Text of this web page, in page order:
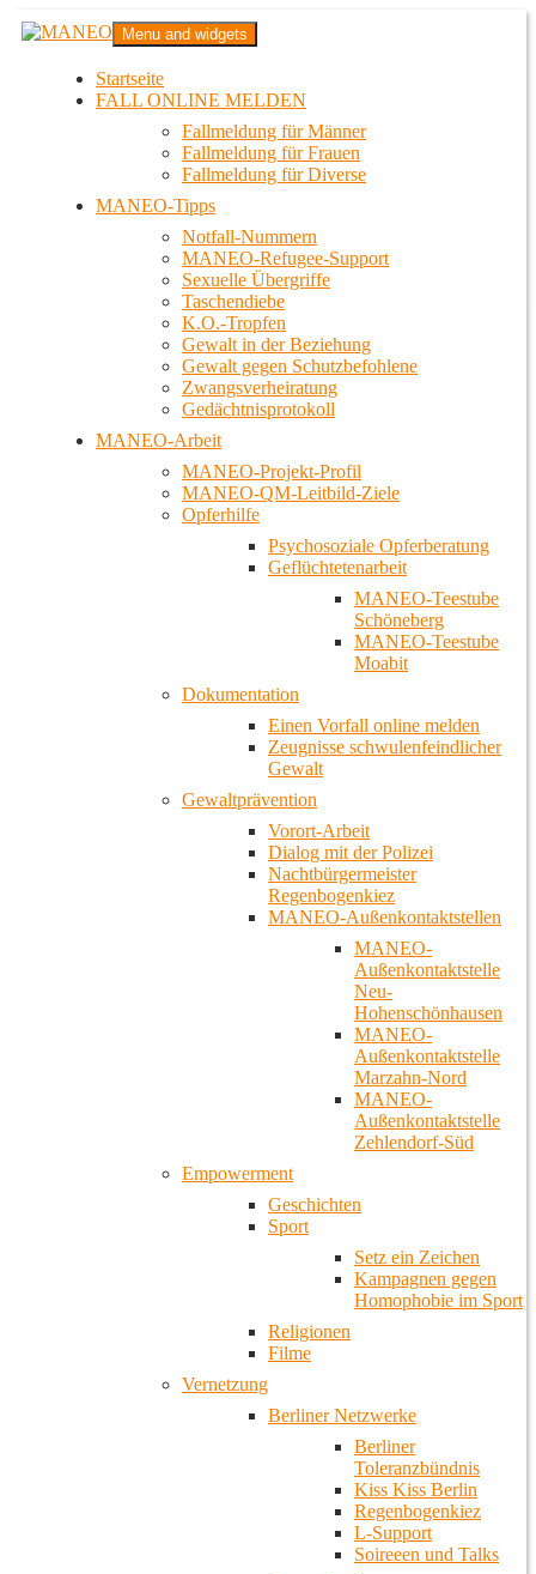
Zum
InhaltMANEO
Das schwule Anti-Gewalt-Projekt in Berlin
Menu and widgets
Startseite
FALL ONLINE MELDEN
Fallmeldung für Männer
Fallmeldung für Frauen
Fallmeldung für Diverse
MANEO-Tipps
Notfall-Nummern
MANEO-Refugee-Support
Sexuelle Übergriffe
Taschendiebe
K.O.-Tropfen
Gewalt in der Beziehung
Gewalt gegen Schutzbefohlene
Zwangsverheiratung
Gedächtnisprotokoll
MANEO-Arbeit
MANEO-Projekt-Profil
MANEO-QM-Leitbild-Ziele
Opferhilfe
Psychosoziale Opferberatung
Geflüchtetenarbeit
MANEO-Teestube
Schöneberg
MANEO-Teestube
Moabit
Dokumentation
Einen Vorfall online melden
Zeugnisse schwulenfeindlicher
Gewalt
Gewaltprävention
Vorort-Arbeit
Dialog mit der Polizei
Nachtbürgermeister
Regenbogenkiez
MANEO-Außenkontaktstellen
MANEO-
Außenkontaktstelle
Neu-
Hohenschönhausen
MANEO-
Außenkontaktstelle
Marzahn-Nord
MANEO-
Außenkontaktstelle
Zehlendorf-Süd
Empowerment
Geschichten
Sport
Setz ein Zeichen
Kampagnen gegen
Homophobie im Sport
Religionen
Filme
Vernetzung
Berliner Netzwerke
Berliner
Toleranzbündnis
Kiss Kiss Berlin
Regenbogenkiez
L-Support
Soireeen und Talks